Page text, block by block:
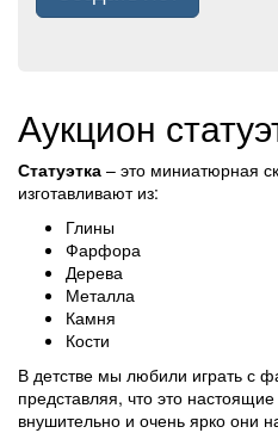
Аукцион
Статуэтка – это миниатюрная
изготавливают из:
Глины
Фарфора
Дерева
Металла
Камня
Кости
В детстве мы любили играть с
представляя, что это
внушительно и очень ярко они